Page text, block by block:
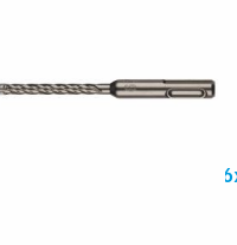
Makita B-57962 NEMESIS2 SDS+